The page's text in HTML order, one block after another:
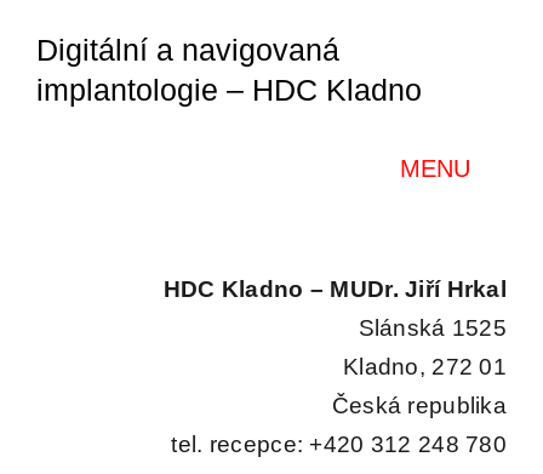
obsah
Digitální a navigovaná
implantologie – HDC Kladno
MENU
HDC Kladno – MUDr. Jiří Hrkal
Slánská 1525
Kladno, 272 01
Česká republika
tel. recepce: +420 312 248 780